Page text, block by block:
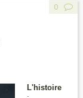
L'histoire
0